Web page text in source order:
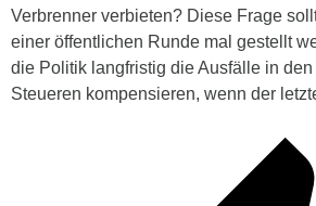
Verbrenner verbieten? Diese Frage
einer öffentlichen Runde mal gestellt
die Politik langfristig die Ausfälle in den
Steueren kompensieren, wenn der